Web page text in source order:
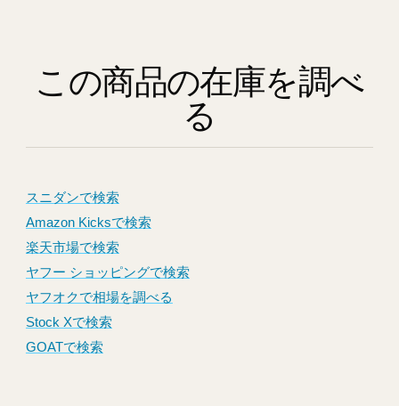
この商品の在庫を調べ
る
スニダンで検索
Amazon Kicksで検索
楽天市場で検索
ヤフー ショッピングで検索
ヤフオクで相場を調べる
Stock Xで検索
GOATで検索